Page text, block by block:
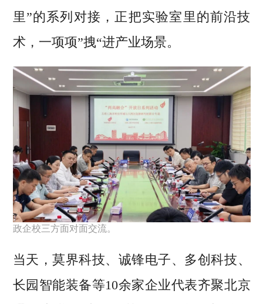
里”的系列对接，正把实验室里的前沿技
术，一项项”拽“进产业场景。
政企校三方面对面交流。
当天，莫界科技、诚锋电子、多创科技、
长园智能装备等10余家企业代表齐聚北京